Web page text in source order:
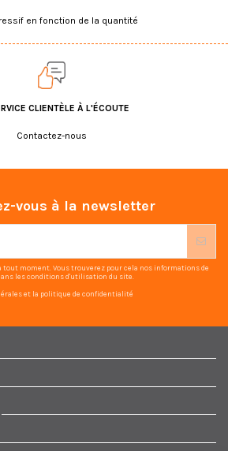
en fonction de la quantité
CLIENTÈLE À L'ÉCOUTE
Contactez-nous
vous à la newsletter
tout moment. Vous trouverez pour cela nos informations de
les conditions d'utilisation du site.
et la politique de confidentialité